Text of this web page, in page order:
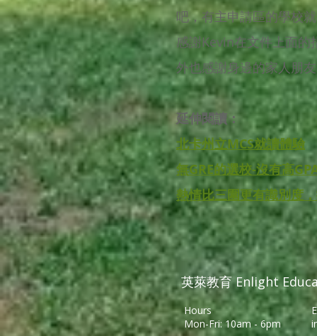
吧，有主申請區的學校
感謝Kevin在文件上面的
外也感謝身邊的家人朋
延伸閱讀：
北卡州立MCS就讀體驗
無GRE的選校-沒有高
熱情比三圍更有識別度
英萊教育 Enlight
Hours
Mon-Fri: 10am - 6pm